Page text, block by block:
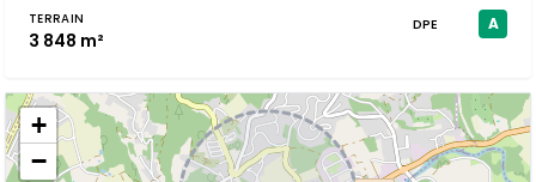
TERRAIN
3 848 m²
DPE A
+
−